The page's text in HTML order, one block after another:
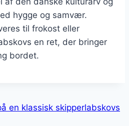
hygge og samvær.
til frokost eller
en ret, der bringer
bordet.
en klassisk skipperlabskovs